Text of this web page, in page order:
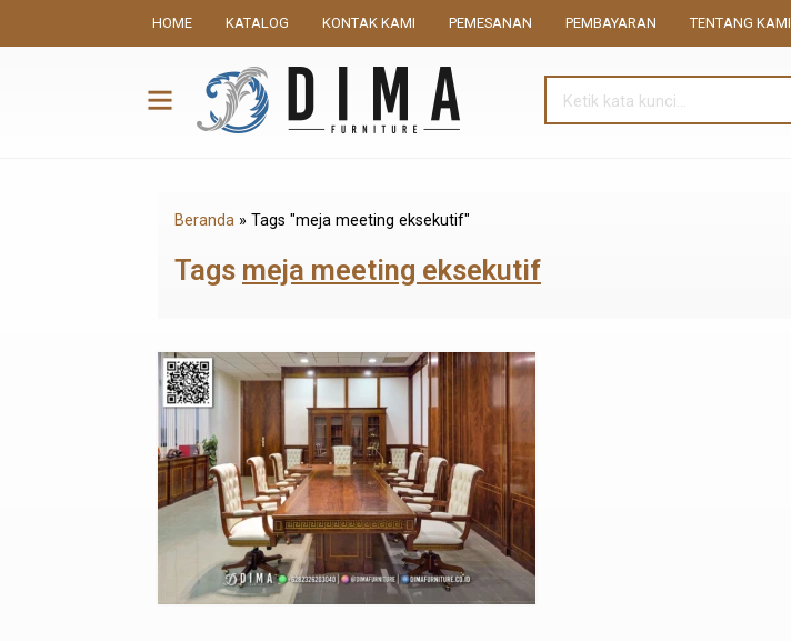
HOME KATALOG KONTAK KAMI PEMESANAN PEMBAYARAN TENTANG KAMI
Beranda » Tags "meja meeting eksekutif"
Tags meja meeting eksekutif